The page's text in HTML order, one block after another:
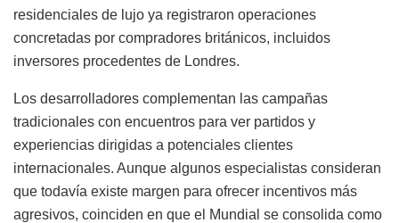
residenciales de lujo ya registraron operaciones
concretadas por compradores británicos, incluidos
inversores procedentes de Londres.
Los desarrolladores complementan las campañas
tradicionales con encuentros para ver partidos y
experiencias dirigidas a potenciales clientes
internacionales. Aunque algunos especialistas consideran
que todavía existe margen para ofrecer incentivos más
agresivos, coinciden en que el Mundial se consolida como